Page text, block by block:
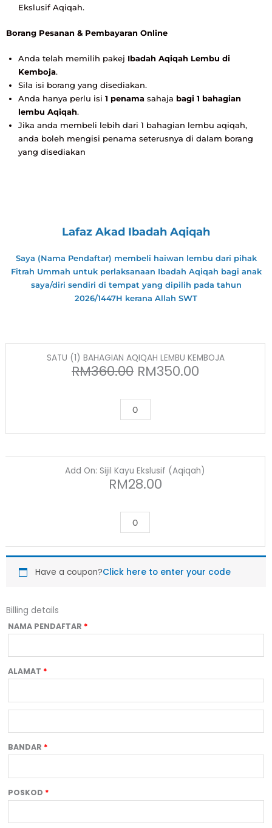
Ekslusif Aqiqah.
Borang Pesanan & Pembayaran Online
Anda telah memilih pakej Ibadah Aqiqah Lembu di
Kemboja.
Sila isi borang yang disediakan.
Anda hanya perlu isi 1 penama sahaja bagi 1 bahagian
lembu Aqiqah.
Jika anda membeli lebih dari 1 bahagian lembu aqiqah,
anda boleh mengisi penama seterusnya di dalam borang
yang disediakan
Lafaz Akad Ibadah Aqiqah
Saya (Nama Pendaftar) membeli haiwan lembu dari pihak
Fitrah Ummah untuk perlaksanaan Ibadah Aqiqah bagi anak
saya/diri sendiri di tempat yang dipilih pada tahun
2026/1447H kerana Allah SWT
SATU (1) BAHAGIAN AQIQAH LEMBU KEMBOJA
RM360.00
Original
price
was:
RM350.00
Current
price
(1)
BAHAGIAN
LEMBU
KEMBOJA
Add On: Sijil Kayu Ekslusif (Aqiqah)
RM28.00
On:
Sijil
Ekslusif
(Aqiqah)
Have a coupon?Click here to enter your code
Billing details
NAMA PENDAFTAR *
ALAMAT *
BANDAR *
POSKOD *